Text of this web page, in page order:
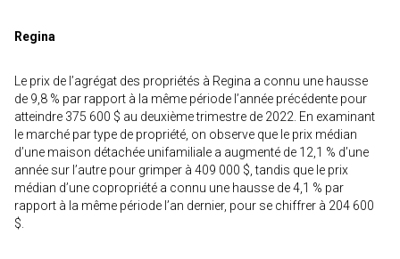
Regina
Le prix de l’agrégat des propriétés à Regina a connu une hausse
de 9,8 % par rapport à la même période l’année précédente pour
atteindre 375 600 $ au deuxième trimestre de 2022. En examinant
le marché par type de propriété, on observe que le prix médian
d’une maison détachée unifamiliale a augmenté de 12,1 % d’une
année sur l’autre pour grimper à 409 000 $, tandis que le prix
médian d’une copropriété a connu une hausse de 4,1 % par
rapport à la même période l’an dernier, pour se chiffrer à 204 600
$.